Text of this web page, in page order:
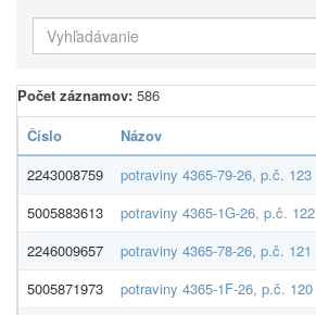
Počet záznamov: 586
Číslo
Názov
2243008759
potraviny 4365-79-26, p.č. 123
5005883613
potraviny 4365-1G-26, p.č. 122
2246009657
potraviny 4365-78-26, p.č. 121
5005871973
potraviny 4365-1F-26, p.č. 120